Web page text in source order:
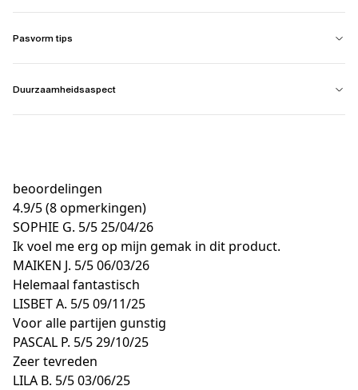
Pasvorm tips
Duurzaamheidsaspect
beoordelingen
4.9/5(8 opmerkingen)
SOPHIE G. 5/525/04/26
Ik voel me erg op mijn gemak in dit product.
MAIKEN J. 5/506/03/26
Helemaal fantastisch
LISBET A. 5/509/11/25
Voor alle partijen gunstig
PASCAL P. 5/529/10/25
Zeer tevreden
LILA B. 5/503/06/25